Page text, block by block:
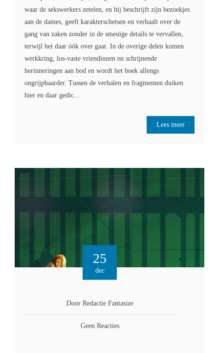
waar de sekswerkers zetelen, en hij beschrijft zijn bezoekjes
aan de dames, geeft karakterschetsen en verhaalt over de
gang van zaken zonder in de smeuïge details te vervallen,
terwijl het daar óók over gaat. In de overige delen komen
werkkring, los-vaste vriendinnen en schrijnende
herinneringen aan bod en wordt het boek allengs
ongrijpbaarder. Tussen de verhalen en fragmenten duiken
hier en daar gedic...
Lees meer
25
dec
Door Redactie Fantasize
Geen Reacties